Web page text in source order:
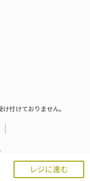
レジに進む
付けておりません。